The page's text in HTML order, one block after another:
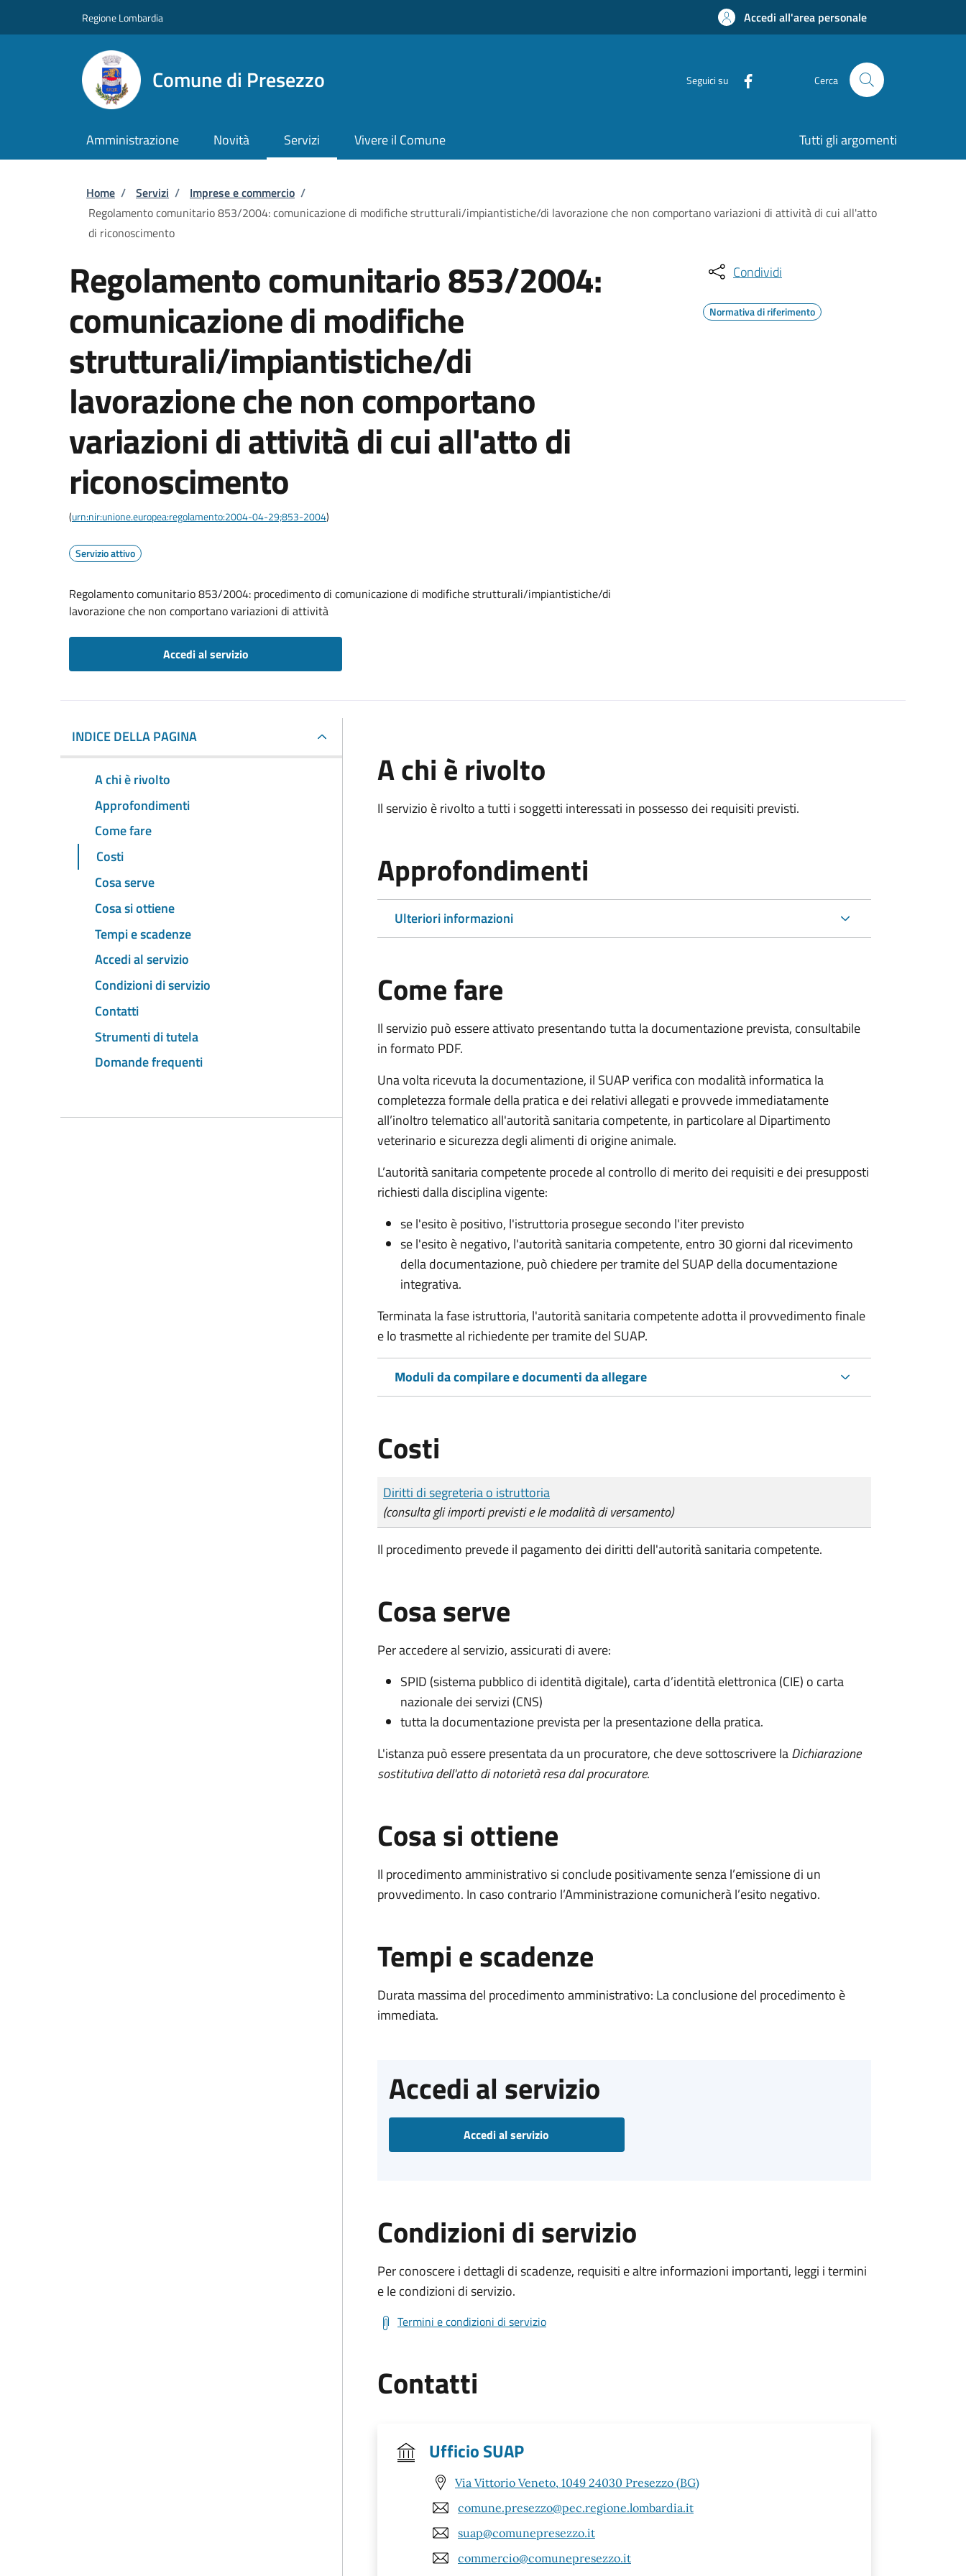
Regione Lombardia Accedi all'area personale
Comune di Presezzo Seguici su Cerca
Amministrazione Novità Servizi Vivere il Comune Tutti gli argomenti
Briciole di pane
Home / Servizi / Imprese e commercio /
Regolamento comunitario 853/2004: comunicazione di modifiche strutturali/impiantistiche/di lavorazione che non comportano variazioni di attività di cui all'atto
di riconoscimento
Regolamento comunitario 853/2004:
comunicazione di modifiche
strutturali/impiantistiche/di
lavorazione che non comportano
variazioni di attività di cui all'atto di
riconoscimento
(urn:nir:unione.europea:regolamento:2004-04-29;853-2004)
Servizio attivo
Regolamento comunitario 853/2004: procedimento di comunicazione di modifiche strutturali/impiantistiche/di
lavorazione che non comportano variazioni di attività
Accedi al servizio
Condividi
Normativa di riferimento
INDICE DELLA PAGINA
A chi è rivolto
Approfondimenti
Come fare
Costi
Cosa serve
Cosa si ottiene
Tempi e scadenze
Accedi al servizio
Condizioni di servizio
Contatti
Strumenti di tutela
Domande frequenti
A chi è rivolto
Il servizio è rivolto a tutti i soggetti interessati in possesso dei requisiti previsti.
Approfondimenti
Ulteriori informazioni
Come fare
Il servizio può essere attivato presentando tutta la documentazione prevista, consultabile
in formato PDF.
Una volta ricevuta la documentazione, il SUAP verifica con modalità informatica la
completezza formale della pratica e dei relativi allegati e provvede immediatamente
all’inoltro telematico all'autorità sanitaria competente, in particolare al Dipartimento
veterinario e sicurezza degli alimenti di origine animale.
L’autorità sanitaria competente procede al controllo di merito dei requisiti e dei presupposti
richiesti dalla disciplina vigente:
se l'esito è positivo, l'istruttoria prosegue secondo l'iter previsto
se l'esito è negativo, l'autorità sanitaria competente, entro 30 giorni dal ricevimento
della documentazione, può chiedere per tramite del SUAP della documentazione
integrativa.
Terminata la fase istruttoria, l'autorità sanitaria competente adotta il provvedimento finale
e lo trasmette al richiedente per tramite del SUAP.
Moduli da compilare e documenti da allegare
Costi
Tipo di pagamento
Importo
Diritti di segreteria o istruttoria
(consulta gli importi previsti e le modalità di versamento)
Il procedimento prevede il pagamento dei diritti dell'autorità sanitaria competente.
Cosa serve
Per accedere al servizio, assicurati di avere:
SPID (sistema pubblico di identità digitale), carta d’identità elettronica (CIE) o carta
nazionale dei servizi (CNS)
tutta la documentazione prevista per la presentazione della pratica.
L'istanza può essere presentata da un procuratore, che deve sottoscrivere laDichiarazione
sostitutiva dell'atto di notorietà resa dal procuratore.
Cosa si ottiene
Il procedimento amministrativo si conclude positivamente senza l’emissione di un
provvedimento. In caso contrario l’Amministrazione comunicherà l’esito negativo.
Tempi e scadenze
Durata massima del procedimento amministrativo: La conclusione del procedimento è
immediata.
Accedi al servizio
Accedi al servizio
Condizioni di servizio
Per conoscere i dettagli di scadenze, requisiti e altre informazioni importanti, leggi i termini
e le condizioni di servizio.
Termini e condizioni di servizio
Contatti
Ufficio SUAP
Via Vittorio Veneto, 1049 24030 Presezzo (BG)
comune.presezzo@pec.regione.lombardia.it
suap@comunepresezzo.it
commercio@comunepresezzo.it